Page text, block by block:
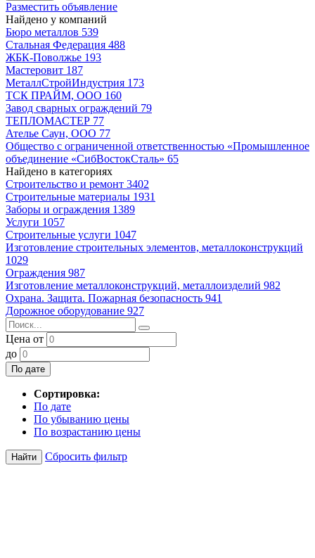
Разместить объявление
Найдено у компаний
Бюро металлов 539
Стальная Федерация 488
ЖБК-Поволжье 193
Мастеровит 187
МеталлСтройИндустрия 173
ТСК ПРАЙМ, ООО 160
Завод сварных ограждений 79
ТЕПЛОМАСТЕР 77
Ателье Саун, ООО 77
Общество с ограниченной ответственностью «Промышленное
объединение «СибВостокСталь» 65
Найдено в категориях
Строительство и ремонт 3402
Строительные материалы 1931
Заборы и ограждения 1389
Услуги 1057
Строительные услуги 1047
Изготовление строительных элементов, металлоконструкций
1029
Ограждения 987
Изготовление металлоконструкций, металлоизделий 982
Охрана. Защита. Пожарная безопасность 941
Дорожное оборудование 927
Цена от
до
По дате
Сортировка:
По дате
По убыванию цены
По возрастанию цены
Найти Сбросить фильтр